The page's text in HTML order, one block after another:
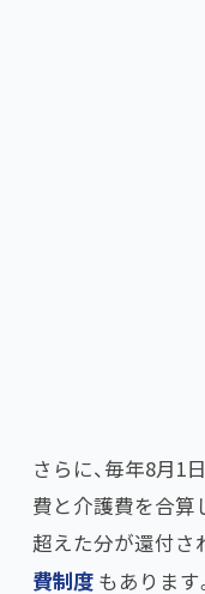
さらに、毎年8月1
費と介護費を合算
超えた分が還付さ
費制度 もあります